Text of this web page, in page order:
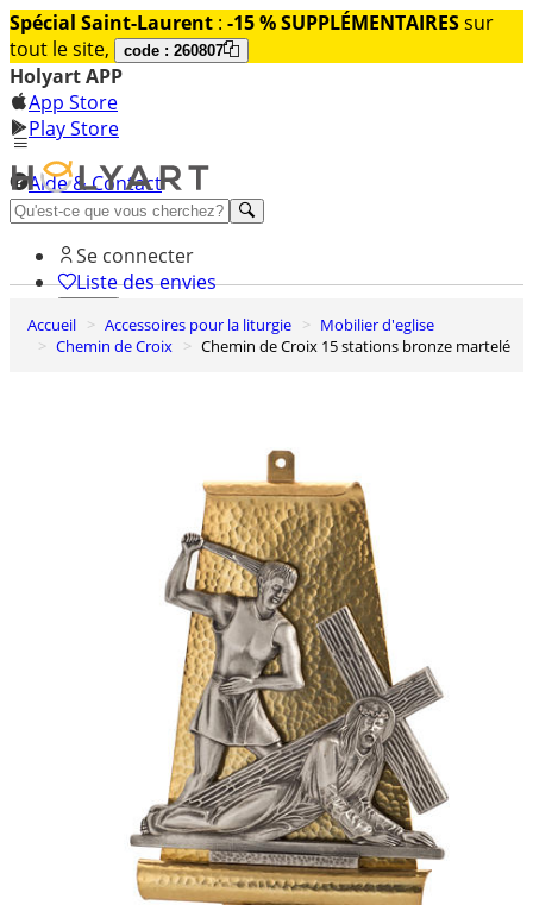
Spécial Saint-Laurent : -15 % SUPPLÉMENTAIRESsur
tout le site,
code : 260807
Holyart APP
App Store
Play Store
Aide & Contact
Découvrez Premium
Se connecter
Liste des envies
0
Panier
Accueil Accessoires pour la liturgie
Mobilier d'eglise
Chemin de Croix
Chemin de Croix 15 stations bronze martelé